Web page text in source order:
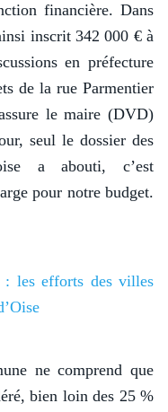
financière. Dans
inscrit 342 000 € à
en préfecture
de la rue Parmentier
le maire (DVD)
seul le dossier des
a abouti, c’est
pour notre budget.
: les efforts des villes
ne comprend que
bien loin des 25 %